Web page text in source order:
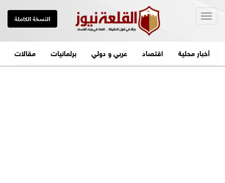
النسخة الكاملة
أخبار محلية اقتصاد عربي و دولي برلمانيات مقالات